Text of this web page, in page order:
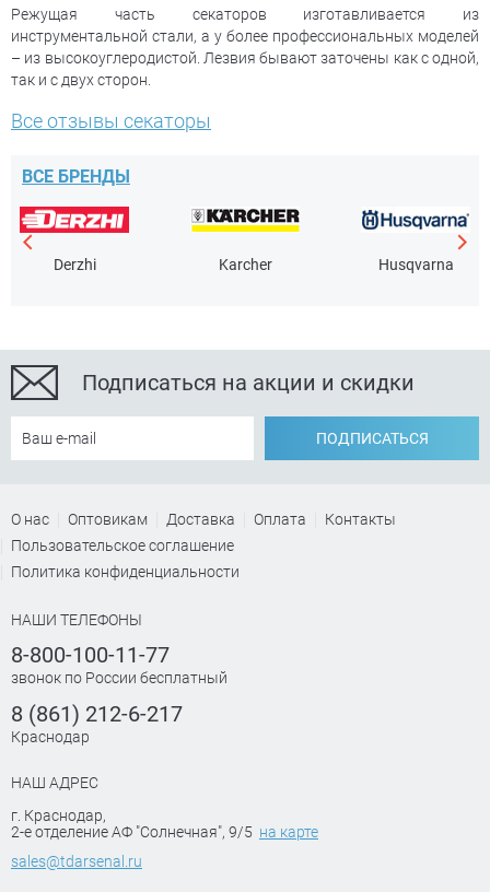
Режущая часть секаторов изготавливается из
инструментальной стали, а у более профессиональных моделей
– из высокоуглеродистой. Лезвия бывают заточены как с одной,
так и с двух сторон.
Все отзывы секаторы
ВСЕ БРЕНДЫ
Derzhi Karcher Husqvarna
Подписаться на акции и скидки
ПОДПИСАТЬСЯ
О нас Оптовикам Доставка Оплата
Контакты
Пользовательское соглашение
Политика конфиденциальности
НАШИ ТЕЛЕФОНЫ
8-800-100-11-77
звонок по России бесплатный
8 (861) 212-6-217
Краснодар
НАШ АДРЕС
г. Краснодар,
2-е отделение АФ "Солнечная", 9/5 на карте
sales@tdarsenal.ru